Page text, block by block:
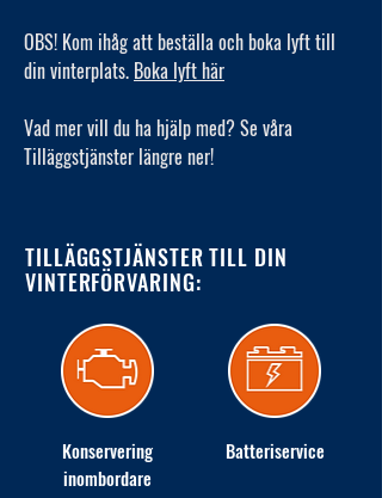
OBS! Kom ihåg att beställa och boka lyft till
din vinterplats. Boka lyft här
Vad mer vill du ha hjälp med? Se våra
Tilläggstjänster längre ner!
TILLÄGGSTJÄNSTER TILL DIN
VINTERFÖRVARING:
Konservering
inombordare
Batteriservice